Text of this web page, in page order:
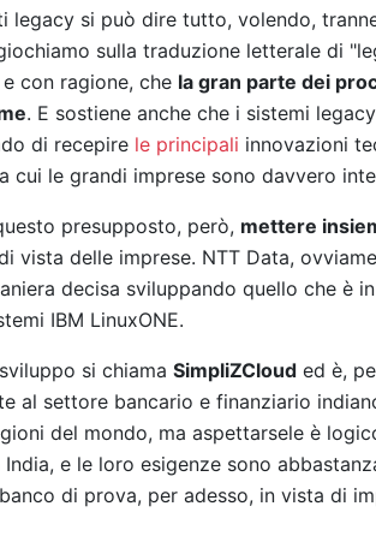
legacy si può dire tutto, volendo,
sulla traduzione letterale di
con ragione, che la gran parte dei
. E sostiene anche che i sistemi
di recepire le principali innovazioni
cui le grandi imprese sono davvero
presupposto, però, mettere
vista delle imprese. NTT Data,
decisa sviluppando quello che è
IBM LinuxONE.
si chiama SimpliZCloud ed è,
al settore bancario e finanziario
del mondo, ma aspettarsele è
e le loro esigenze sono
di prova, per adesso, in vista di